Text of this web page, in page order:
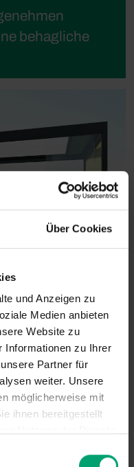
Über Cookies
und Anzeigen zu
Medien anbieten
Website zu
Informationen zu Ihrer
Partner für
weiter. Unsere
möglicherweise mit
ihnen bereitgestellt
behagliche